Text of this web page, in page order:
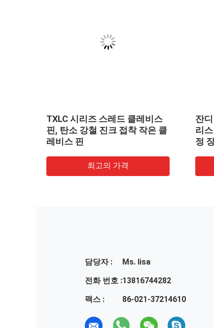
TXLC 시리즈 스레드 클레비스
핀, 탄소 강철 진크 접착 작은 클
레비스 핀
최고의 가격
잔
리
정
담당자 :
Ms. lisa
전화 번호 :13816744282
팩스 :
86-021-37214610